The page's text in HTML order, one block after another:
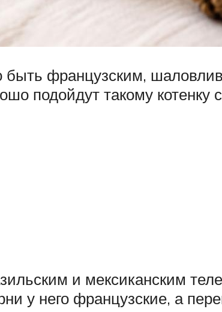
быть французским,
подойдут такому котенку
и мексиканским
у него французские, а